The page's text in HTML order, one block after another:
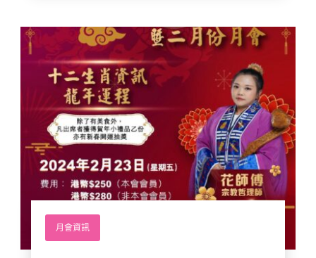
月會資訊